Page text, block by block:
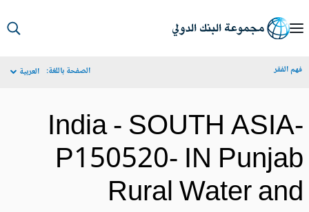
الفقر الصفحة باللغة: العربية
India - SOUTH
P150520- IN
Rural Water